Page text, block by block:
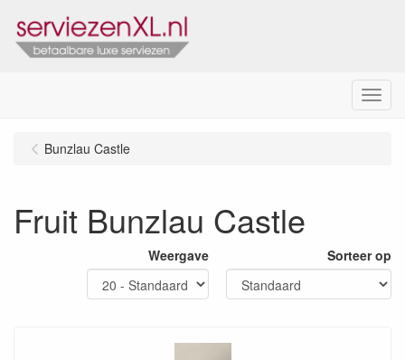
Menu
Bunzlau Castle
Fruit Bunzlau Castle
Weergave Sorteer op